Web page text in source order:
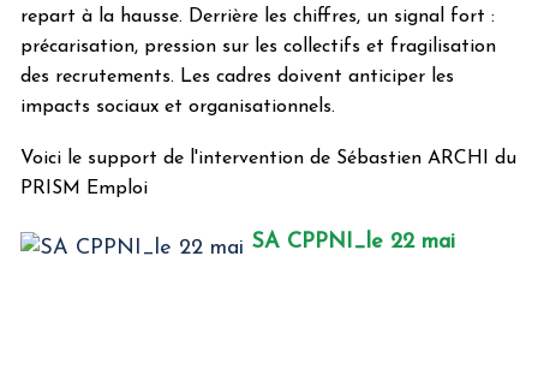
repart à la hausse. Derrière les chiffres, un signal fort :
précarisation, pression sur les collectifs et fragilisation
des recrutements. Les cadres doivent anticiper les
impacts sociaux et organisationnels.
Voici le support de l'intervention de Sébastien ARCHI du
PRISM Emploi
SA CPPNI_le 22 mai